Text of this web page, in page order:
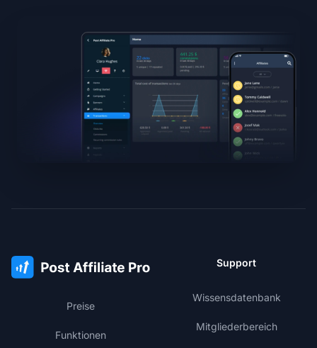
Preise
Funktionen
Support
Wissensdatenbank
Mitgliederbereich